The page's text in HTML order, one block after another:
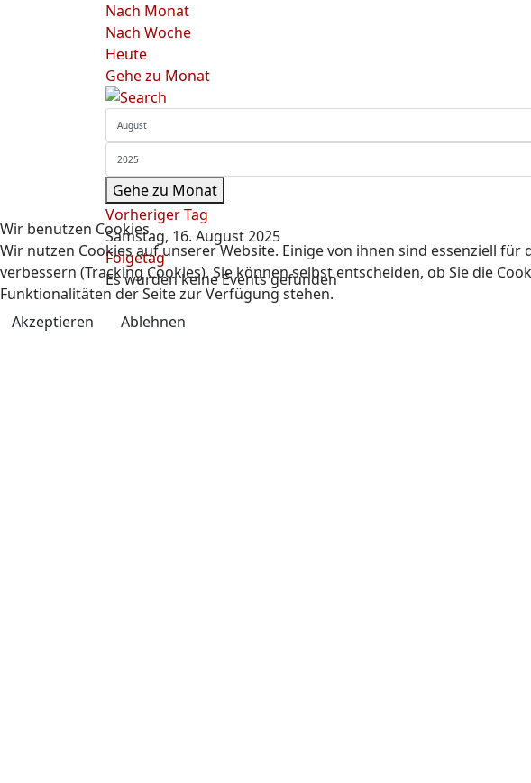
Nach Monat
Nach Woche
Heute
Gehe zu Monat
Gehe zu Monat
Vorheriger Tag
Samstag, 16. August 2025
Folgetag
Es wurden keine Events gefunden
Wir benutzen Cookies
Wir nutzen Cookies auf unserer Website. Einige von ihnen sind essenziell
verbessern (Tracking Cookies). Sie können selbst entscheiden, ob Sie die
Funktionalitäten der Seite zur Verfügung stehen.
Akzeptieren
Ablehnen